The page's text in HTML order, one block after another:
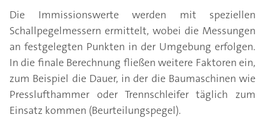
Die Immissionswerte werden mit speziellen
Schallpegelmessern ermittelt, wobei die Messungen
an festgelegten Punkten in der Umgebung erfolgen.
In die finale Berechnung fließen weitere Faktoren ein,
zum Beispiel die Dauer, in der die Baumaschinen wie
Presslufthammer oder Trennschleifer täglich zum
Einsatz kommen (Beurteilungspegel).